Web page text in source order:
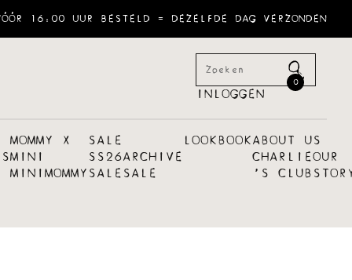
16:00 UUR BESTELD = DEZELFDE DAG VERZONDEN
INLOGGEN
0
MOMMY X
MINI
MINIMOMMY
SALE
SS26
SALE
ARCHIVE
SALE
LOOKBOOKABOUT US
CHARLIE
´S CLUB
OUR